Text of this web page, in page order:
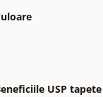
USP tapete